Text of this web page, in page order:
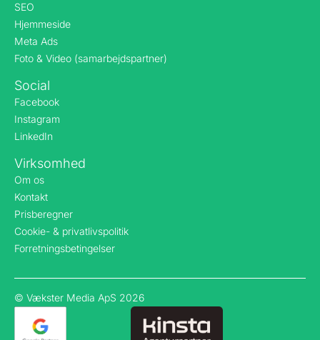
SEO
Hjemmeside
Meta Ads
Foto & Video (samarbejdspartner)
Social
Facebook
Instagram
LinkedIn
Virksomhed
Om os
Kontakt
Prisberegner
Cookie- & privatlivspolitik
Forretningsbetingelser
© Vækster Media ApS 2026